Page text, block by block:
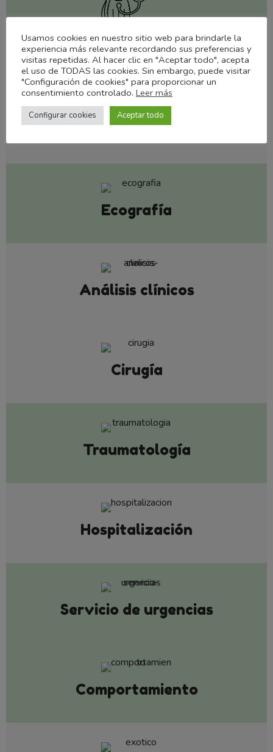
Medicina interna
Radiología digital
Ecografía
Análisis clínicos
Cirugía
Traumatología
Hospitalización
Servicio de urgencias
Comportamiento
Usamos cookies en nuestro sitio web para brindarle la
experiencia más relevante recordando sus preferencias y
visitas repetidas. Al hacer clic en "Aceptar todo", acepta
el uso de TODAS las cookies. Sin embargo, puede visitar
"Configuración de cookies" para proporcionar un
consentimiento controlado. Leer más
Configurar cookies Aceptar todo